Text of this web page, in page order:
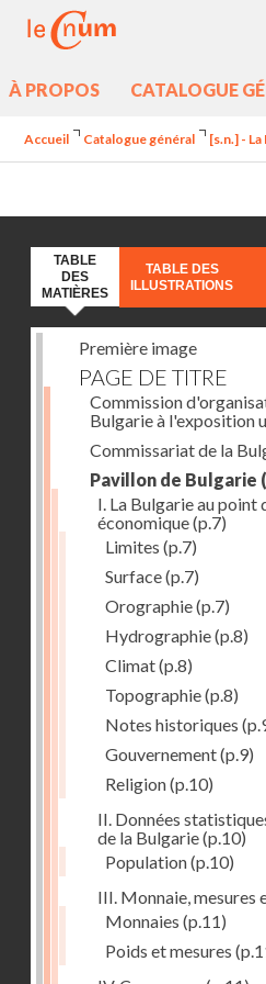
À PROPOS CATALOGUE
Accueil Catalogue général [s.n.] -
TABLE
DES
MATIÈRES
TABLE DES
ILLUSTRATIONS
Première image
PAGE DE TITRE
Commission
Bulgarie à l'exposition
Commissariat de la
Pavillon de Bulgarie
I. La Bulgarie au
économique(p.7)
Limites (p.7)
Surface(p.7)
Orographie(p.7)
Hydrographie(p.8)
Climat(p.8)
Topographie(p.8)
Notes historiques
Gouvernement(p.9)
Religion(p.10)
II. Données
de la Bulgarie(p.10)
Population(p.10)
III. Monnaie, mesures
Monnaies (p.11)
Poids et mesures